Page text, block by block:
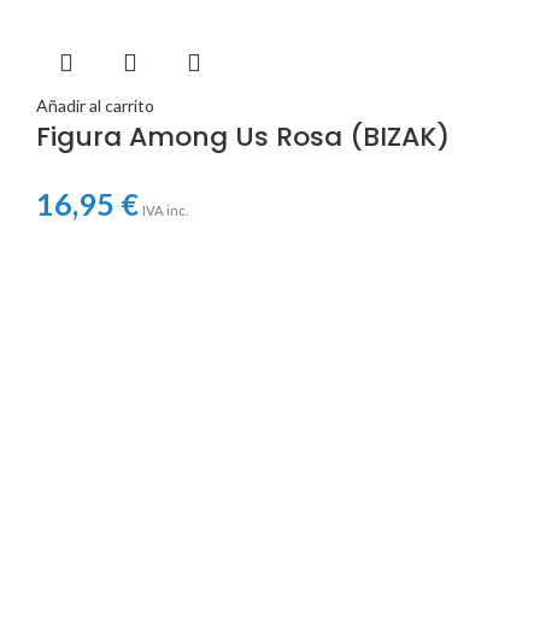
Añadir al carrito
Figura Among Us Rosa (BIZAK)
16,95 € IVA inc.